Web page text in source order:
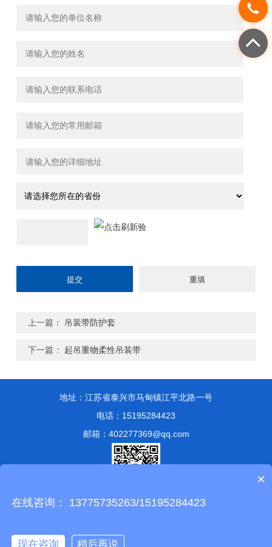
上一篇： 吊装带防护套
下一篇： 起吊重物柔性吊装带
地址：江苏省泰兴市马甸镇江平北路一号
电话：15195284423
邮箱：402277369@qq.com
×
在线咨询： 13775735263/15195284423
现在咨询 稍后再说